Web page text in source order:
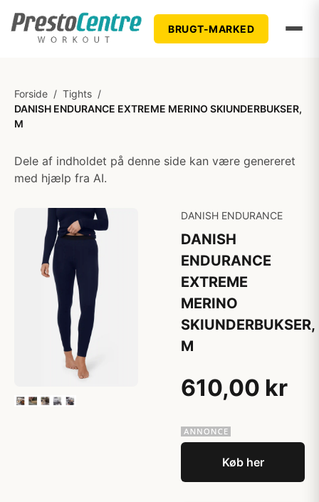
BRUGT-MARKED
Forside / Tights /
DANISH ENDURANCE EXTREME MERINO SKIUNDERBUKSER,
M
Dele af indholdet på denne side kan være genereret
med hjælp fra AI.
DANISH ENDURANCE
DANISH
ENDURANCE
EXTREME
MERINO
SKIUNDERBUKSER,
M
610,00 kr
Køb her